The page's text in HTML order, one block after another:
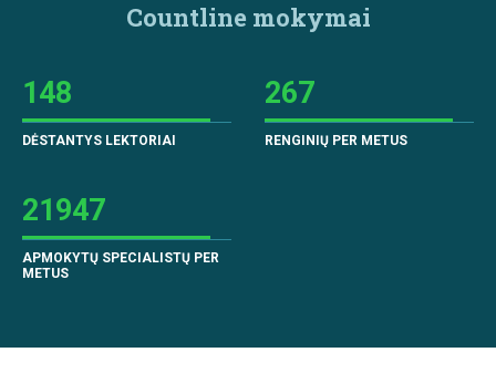
Countline mokymai
148
DĖSTANTYS LEKTORIAI
267
RENGINIŲ PER METUS
21947
APMOKYTŲ SPECIALISTŲ PER
METUS